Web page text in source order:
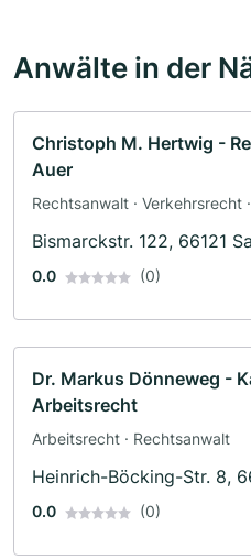
Anwälte in der
Christoph M. Hertwig -
Auer
Rechtsanwalt · Verkehrsrecht
Bismarckstr. 122, 66121
0.0 (0)
Dr. Markus Dönneweg -
Arbeitsrecht
Arbeitsrecht · Rechtsanwalt
Heinrich-Böcking-Str. 8,
0.0 (0)